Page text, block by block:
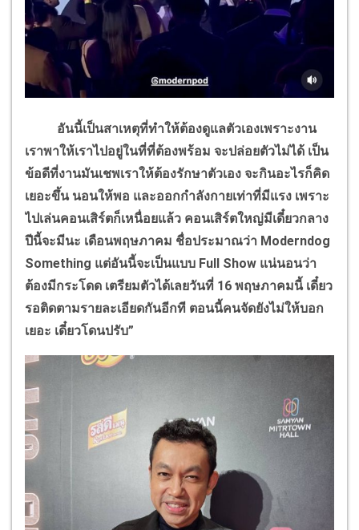
อันนี้เป็นสาเหตุที่ทำให้ต้องดูแลตัวเองเพราะงาน
เราพาให้เราไปอยู่ในที่ที่ต้องพร้อม จะปล่อยตัวไม่ได้ เป็น
ข้อดีที่งานมันเชพเราให้ต้องรักษาตัวเอง จะกินอะไรก็คิด
เยอะขึ้น นอนให้พอ และออกกำลังกายเท่าที่มีแรง เพราะ
ไปเล่นคอนเสิร์ตก็เหนื่อยแล้ว คอนเสิร์ตใหญ่มีเดี๋ยวกลาง
ปีนี้จะมีนะ เดือนพฤษภาคม ชื่อประมาณว่า Moderndog
Something แต่อันนี้จะเป็นแบบ Full Show แน่นอนว่า
ต้องมีกระโดด เตรียมตัวได้เลยวันที่ 16 พฤษภาคมนี้ เดี๋ยว
รอติดตามรายละเอียดกันอีกที ตอนนี้คนจัดยังไม่ให้บอก
เยอะ เดี๋ยวโดนปรับ”